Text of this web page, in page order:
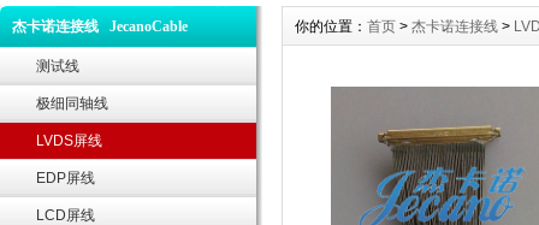
杰卡诺连接线 JecanoCable
测试线
极细同轴线
LVDS屏线
EDP屏线
LCD屏线
你的位置： 首页 > 杰卡诺连接线 >